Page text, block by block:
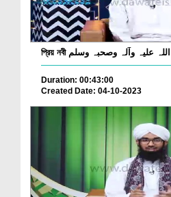
Duration: 00:43:00
Created Date: 04-10-2023